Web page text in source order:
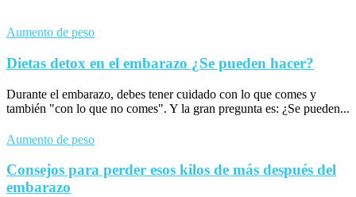
Aumento de peso
Dietas detox en el embarazo ¿Se pueden hacer?
Durante el embarazo, debes tener cuidado con lo que comes y
también "con lo que no comes". Y la gran pregunta es: ¿Se pueden...
Aumento de peso
Consejos para perder esos kilos de más después del
embarazo